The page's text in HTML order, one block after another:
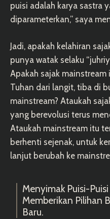
puisi adalah karya sastra
diparameterkan,” saya
Jadi, apakah kelahiran
punya watak selaku
Apakah sajak
Tuhan dari langit, tiba di
mainstream? Ataukah
yang berevolusi terus
Ataukah mainstream itu
berhenti sejenak, untuk
lanjut berubah ke
Menyimak Puisi-
Memberikan Pilihan
Baru.